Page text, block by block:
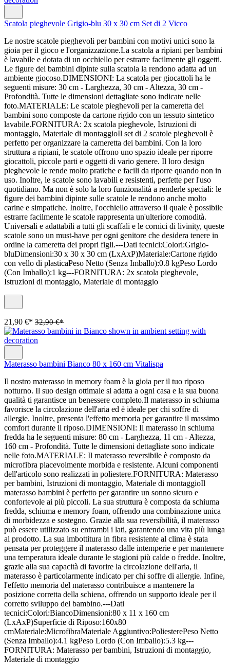
Scatola pieghevole Grigio-blu 30 x 30 cm Set di 2 Vicco
Le nostre scatole pieghevoli per bambini con motivi unici sono la
gioia per il gioco e l'organizzazione.La scatola a ripiani per bambini
è lavabile e dotata di un occhiello per estrarre facilmente gli oggetti.
Le figure dei bambini dipinte sulla scatola la rendono adatta ad un
ambiente giocoso.DIMENSIONI: La scatola per giocattoli ha le
seguenti misure: 30 cm - Larghezza, 30 cm - Altezza, 30 cm -
Profondità. Tutte le dimensioni dettagliate sono indicate nelle
foto.MATERIALE: Le scatole pieghevoli per la cameretta dei
bambini sono composte da cartone rigido con un tessuto sintetico
lavabile.FORNITURA: 2x scatola pieghevole, Istruzioni di
montaggio, Materiale di montaggioIl set di 2 scatole pieghevoli è
perfetto per organizzare la cameretta dei bambini. Con la loro
struttura a ripiani, le scatole offrono uno spazio ideale per riporre
giocattoli, piccole parti e oggetti di vario genere. Il loro design
pieghevole le rende molto pratiche e facili da riporre quando non in
uso. Inoltre, le scatole sono lavabili e resistenti, perfette per l'uso
quotidiano. Ma non è solo la loro funzionalità a renderle speciali: le
figure dei bambini dipinte sulle scatole le rendono anche molto
carine e simpatiche. Inoltre, l'occhiello attraverso il quale è possibile
estrarre facilmente le scatole rappresenta un'ulteriore comodità.
Universali e adattabili a tutti gli scaffali e le cornici di livinity, queste
scatole sono un must-have per ogni genitore che desidera tenere in
ordine la cameretta dei propri figli.---Dati tecnici:Colori:Grigio-
bluDimensioni:30 x 30 x 30 cm (LxAxP)Materiale:Cartone rigido
con vello di plasticaPeso Netto (Senza Imballo):0.8 kgPeso Lordo
(Con Imballo):1 kg---FORNITURA: 2x scatola pieghevole,
Istruzioni di montaggio, Materiale di montaggio
21,90 €* 32,90 €*
Materasso bambini Bianco 80 x 160 cm Vitalispa
Il nostro materasso in memory foam è la gioia per il tuo riposo
notturno. Il suo design ottimale si adatta a ogni casa e la sua buona
qualità ti garantisce un benessere completo.Il materasso in schiuma
favorisce la circolazione dell'aria ed è ideale per chi soffre di
allergie. Inoltre, presenta l'effetto memoria per garantire il massimo
comfort durante il riposo.DIMENSIONI: Il materasso in schiuma
fredda ha le seguenti misure: 80 cm - Larghezza, 11 cm - Altezza,
160 cm - Profondità. Tutte le dimensioni dettagliate sono indicate
nelle foto.MATERIALE: Il materasso reversibile è composto da
microfibra piacevolmente morbida e resistente. Alcuni componenti
dell'articolo sono realizzati in poliestere.FORNITURA: Materasso
per bambini, Istruzioni di montaggio, Materiale di montaggioIl
materasso bambini è perfetto per garantire un sonno sicuro e
confortevole ai più piccoli. La sua struttura è composta da schiuma
fredda, schiuma e memory foam, offrendo una combinazione unica
di morbidezza e sostegno. Grazie alla sua reversibilità, il materasso
può essere utilizzato su entrambi i lati, garantendo una vita più lunga
al prodotto. La sua imbottitura in fibra resistente al clima è stata
pensata per proteggere il materasso dalle intemperie e per mantenere
una temperatura ideale durante le stagioni più calde o fredde. Inoltre,
grazie alla sua capacità di favorire la circolazione dell'aria, il
materasso è particolarmente indicato per chi soffre di allergie. Infine,
l'effetto memoria del materasso contribuisce a mantenere la
posizione corretta della schiena, offrendo un supporto ideale per il
corretto sviluppo del bambino.---Dati
tecnici:Colori:BiancoDimensioni:80 x 11 x 160 cm
(LxAxP)Superficie di Riposo:160x80
cmMateriale:MicrofibraMateriale Aggiuntivo:PoliesterePeso Netto
(Senza Imballo):4.1 kgPeso Lordo (Con Imballo):5.3 kg---
FORNITURA: Materasso per bambini, Istruzioni di montaggio,
Materiale di montaggio